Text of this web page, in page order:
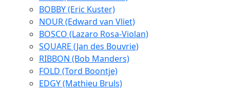
BOBBY (Eric Kuster)
NOUR (Edward van Vliet)
BOSCO (Lazaro Rosa-Violan)
SQUARE (Jan des Bouvrie)
RIBBON (Bob Manders)
FOLD (Tord Boontje)
EDGY (Mathieu Bruls)